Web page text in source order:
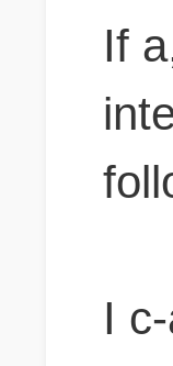
If
I